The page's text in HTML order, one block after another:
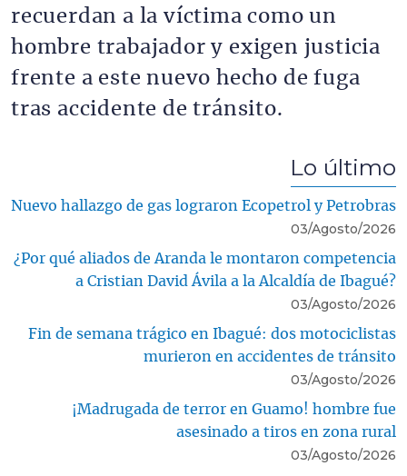
recuerdan a la víctima como un
hombre trabajador y exigen justicia
frente a este nuevo hecho de fuga
tras accidente de tránsito.
Lo último
Nuevo hallazgo de gas lograron Ecopetrol y Petrobras
03/Agosto/2026
¿Por qué aliados de Aranda le montaron competencia
a Cristian David Ávila a la Alcaldía de Ibagué?
03/Agosto/2026
Fin de semana trágico en Ibagué: dos motociclistas
murieron en accidentes de tránsito
03/Agosto/2026
¡Madrugada de terror en Guamo! hombre fue
asesinado a tiros en zona rural
03/Agosto/2026